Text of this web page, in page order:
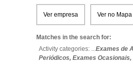
Ver empresa Ver no Mapa
Matches in the search for:
Activity categories: ...Exames de
Periódicos, Exames Ocasionais,